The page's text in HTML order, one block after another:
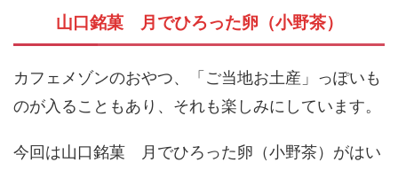
山口銘菓 月でひろった卵（小野茶）
カフェメゾンのおやつ、「ご当地お土産」っぽいも
のが入ることもあり、それも楽しみにしています。
今回は山口銘菓 月でひろった卵（小野茶）がはい